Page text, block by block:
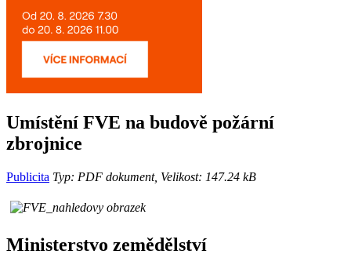
Umístění FVE na budově požární
zbrojnice
Publicita Typ: PDF dokument, Velikost: 147.24 kB
Ministerstvo zemědělství